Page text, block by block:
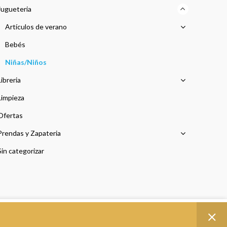
Artículos de verano
Bebés
Niñas/Niños
y Zapateria
categorizar